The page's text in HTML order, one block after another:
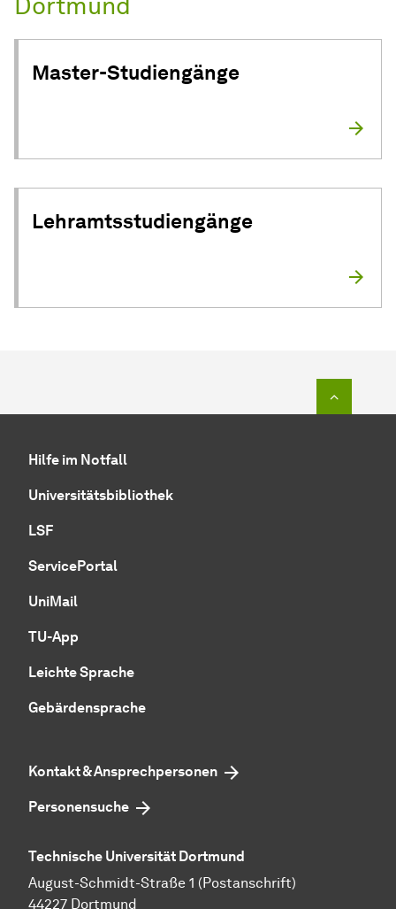
Master-Studiengänge
Lehramtsstudiengänge
Hilfe im Notfall
Universitätsbibliothek
LSF
ServicePortal
UniMail
TU-App
Leichte Sprache
Gebärdensprache
Kontakt & Ansprechpersonen
Personensuche
Technische Universität Dortmund
August-Schmidt-Straße 1 (Postanschrift)
44227 Dortmund